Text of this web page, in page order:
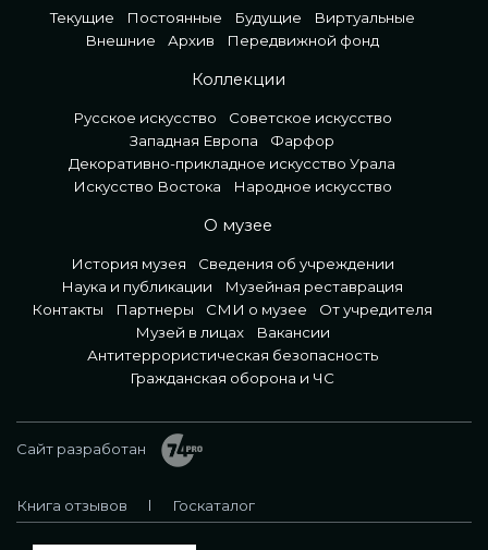
Текущие Постоянные Будущие
Виртуальные
Внешние
Архив Передвижной фонд
Коллекции
Русское искусство
Советское искусство
Западная Европа
Фарфор
Декоративно-прикладное искусство Урала
Искусство Востока
Народное искусство
О музее
История музея
Сведения об учреждении
Наука и публикации
Музейная реставрация
Контакты
Партнеры СМИ о музее
От учредителя
Музей в лицах
Вакансии
Антитеррористическая безопасность
Гражданская оборона и ЧС
Сайт разработан
Книга отзывов Госкаталог